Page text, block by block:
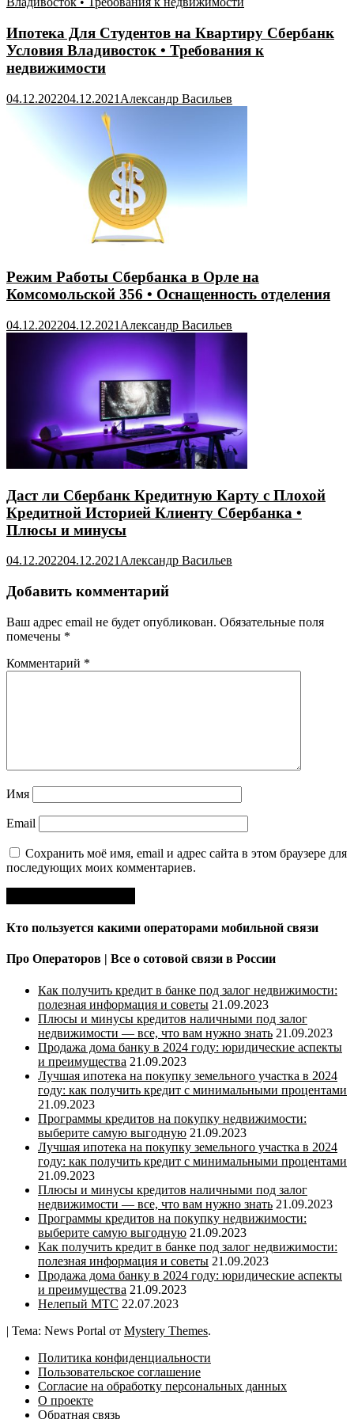
Ипотека Для Студентов на Квартиру Сбербанк
Условия Владивосток • Требования к
недвижимости
04.12.202204.12.2021 Александр Васильев
Режим Работы Сбербанка в Орле на
Комсомольской 356 • Оснащенность отделения
04.12.202204.12.2021 Александр Васильев
Даст ли Сбербанк Кредитную Карту с Плохой
Кредитной Историей Клиенту Сбербанка •
Плюсы и минусы
04.12.202204.12.2021Александр Васильев
Добавить комментарий
Ваш адрес email не будет опубликован. Обязательные поля
помечены *
Комментарий *
Имя
Email
Сохранить моё имя, email и адрес сайта в этом браузере для
последующих моих комментариев.
Кто пользуется какими операторами мобильной связи
Про Операторов | Все о сотовой связи в России
Как получить кредит в банке под залог недвижимости:
полезная информация и советы 21.09.2023
Плюсы и минусы кредитов наличными под залог
недвижимости — все, что вам нужно знать 21.09.2023
Продажа дома банку в 2024 году: юридические аспекты
и преимущества 21.09.2023
Лучшая ипотека на покупку земельного участка в 2024
году: как получить кредит с минимальными процентами
21.09.2023
Программы кредитов на покупку недвижимости:
выберите самую выгодную 21.09.2023
Лучшая ипотека на покупку земельного участка в 2024
году: как получить кредит с минимальными процентами
21.09.2023
Плюсы и минусы кредитов наличными под залог
недвижимости — все, что вам нужно знать 21.09.2023
Программы кредитов на покупку недвижимости:
выберите самую выгодную 21.09.2023
Как получить кредит в банке под залог недвижимости:
полезная информация и советы 21.09.2023
Продажа дома банку в 2024 году: юридические аспекты
и преимущества 21.09.2023
Нелепый МТС 22.07.2023
| Тема: News Portal от Mystery Themes.
Политика конфиденциальности
Пользовательское соглашение
Согласие на обработку персональных данных
О проекте
Обратная связь